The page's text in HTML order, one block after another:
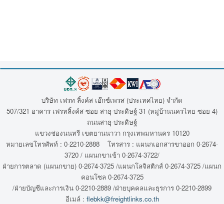
บริษัท เฟรท ลิ้งค์ส เอ๊กซ์เพรส (ประเทศไทย) จำกัด
507/321 อาคาร เฟรทลิ้งค์ส ซอย สาธุ-ประดิษฐ์ 31 (หมู่บ้านนครไทย ซอย 4)
ถนนสาธุ-ประดิษฐ์
แขวงช่องนนทรี เขตยานนาวา กรุงเทพมหานคร 10120
หมายเลขโทรศัพท์ : 0-2210-2888 โทรสาร : แผนกเอกสารขาออก 0-2674-
3720 / แผนกขาเข้า 0-2674-3722/
ฝ่ายการตลาด (แผนกขาย) 0-2674-3725 /แผนกโลจิสติกส์ 0-2674-3725 /แผนก
คอนโซล 0-2674-3725
/ฝ่ายบัญชีและการเงิน 0-2210-2889 /ฝ่ายบุคคลและธุรการ 0-2210-2899
อีเมล์ : flebkk@freightlinks.co.th